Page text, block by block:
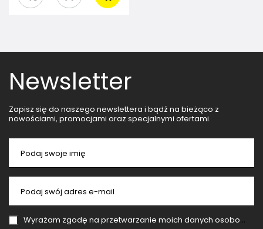
Newsletter
Zapisz się do naszego newslettera i bądź na bieżąco z
nowościami, promocjami oraz specjalnymi ofertami.
Podaj swoje imię
Podaj swój adres e-mail
Wyrażam zgodę na przetwarzanie moich danych osobowych (adres e-mail) na potrzeby wysyłki newslettera z informacją handlową (marketing). Więcej w